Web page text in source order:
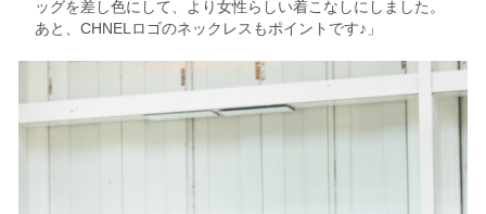
ッグを差し色にして、より女性らしい着こなしにしました。
あと、CHNELロゴのネックレスもポイントです♪」